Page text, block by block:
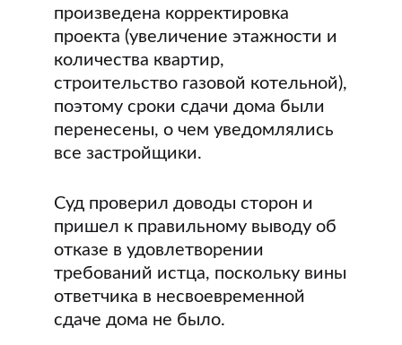
произведена корректировка
проекта (увеличение этажности и
количества квартир,
строительство газовой котельной),
поэтому сроки сдачи дома были
перенесены, о чем уведомлялись
все застройщики.
Суд проверил доводы сторон и
пришел к правильному выводу об
отказе в удовлетворении
требований истца, поскольку вины
ответчика в несвоевременной
сдаче дома не было.